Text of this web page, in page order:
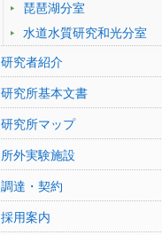
琵琶湖分室
水道水質研究和光分室
研究者紹介
研究所基本文書
研究所マップ
所外実験施設
調達・契約
採用案内